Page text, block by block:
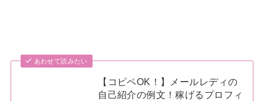
あわせて読みたい
【コピペOK！】メールレディの
自己紹介の例文！稼げるプロフィ